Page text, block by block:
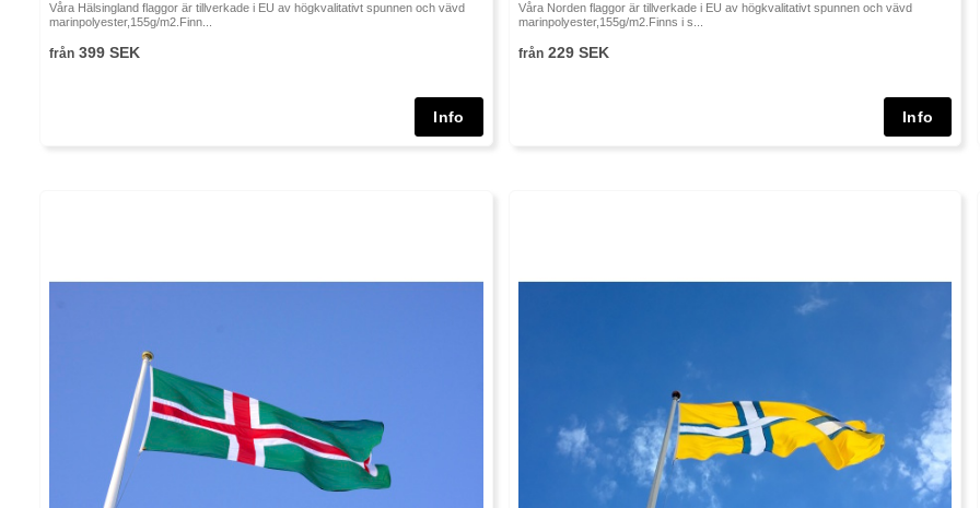
Våra Hälsingland flaggor är tillverkade i EU av högkvalitativt spunnen och vävd
marinpolyester,155g/m2.Finn...
från 399 SEK
Våra Norden flaggor är tillverkade i EU av högkvalitativt spunnen och vävd
marinpolyester,155g/m2.Finns i s...
från229 SEK